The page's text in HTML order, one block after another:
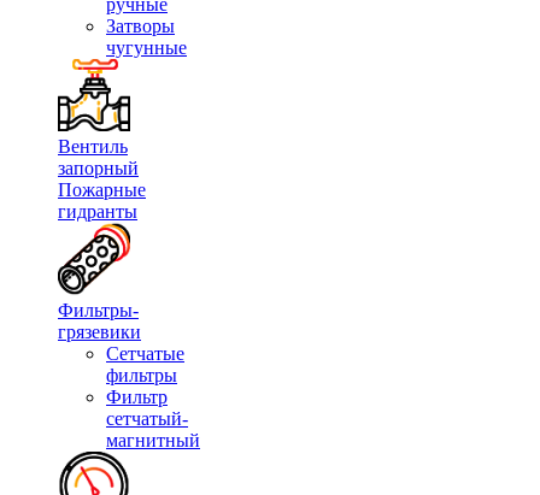
ручные
Затворы
чугунные
Вентиль
запорный
Пожарные
гидранты
Фильтры-
грязевики
Сетчатые
фильтры
Фильтр
сетчатый-
магнитный